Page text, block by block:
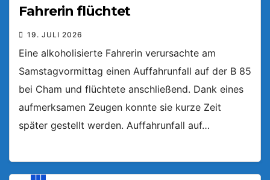
Fahrerin flüchtet
19. JULI 2026
Eine alkoholisierte Fahrerin verursachte am
Samstagvormittag einen Auffahrunfall auf der B 85
bei Cham und flüchtete anschließend. Dank eines
aufmerksamen Zeugen konnte sie kurze Zeit
später gestellt werden. Auffahrunfall auf…